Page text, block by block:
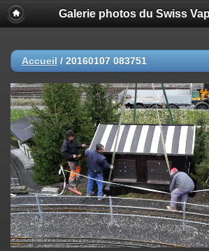
Galerie photos du Swiss
Accueil / 20160107 083751